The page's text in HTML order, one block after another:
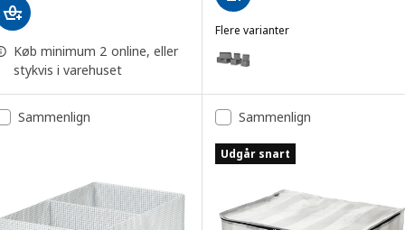
Køb minimum 2 online, eller
stykvis i varehuset
Flere varianter
Mulighed: SKUBB, Kasser, 6
Sammenlign Sammenlign
Udgår snart